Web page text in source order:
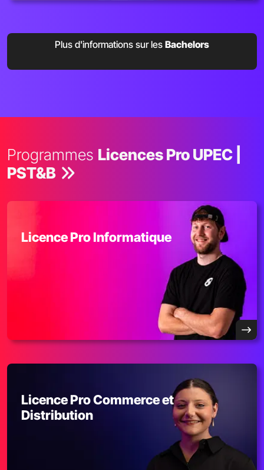
Plus d'informations sur les Bachelors
Programmes Licences Pro UPEC |
PST&B
Licence Pro Informatique
Licence Pro Commerce et
Distribution